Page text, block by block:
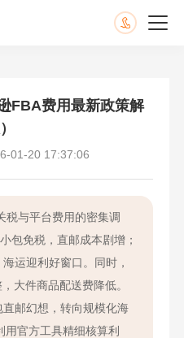
FBA费用最新政策解
01-20 17:37:06
税与平台费用的密集调
包免税，直邮成本剧增；
运迎利好窗口。同时，
大件商品配送费降低。
邮幻想，转向规模化海
官方工具精细核算利